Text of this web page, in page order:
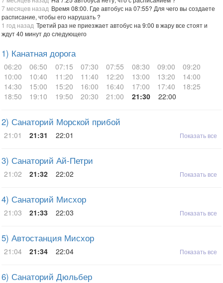
7 месяцев назад Время 08:00. Где автобус на 07:55? Для чего вы создаете
расписание, чтобы его нарушать ?
1 год назад Третий раз не приезжает автобус на 9:00 в жару все стоят и
ждут 40 минут до следующего
1) Канатная дорога
06:20 06:50 07:15 07:30 07:55 08:30 09:00
09:20
10:00
10:40 11:20 11:40 12:20 13:00 13:20
14:00
14:30
15:00 15:20 16:00 16:40 17:00 17:40
18:25
18:50
19:10 19:50 20:30 21:00 21:30 22:00
2) Санаторий Морской прибой
21:01 21:31 22:01 Показать все
3) Санаторий Ай-Петри
21:02 21:32 22:02 Показать все
4) Санаторий Мисхор
21:03 21:33 22:03 Показать все
5) Автостанция Мисхор
21:04 21:34 22:04 Показать все
6) Санаторий Дюльбер